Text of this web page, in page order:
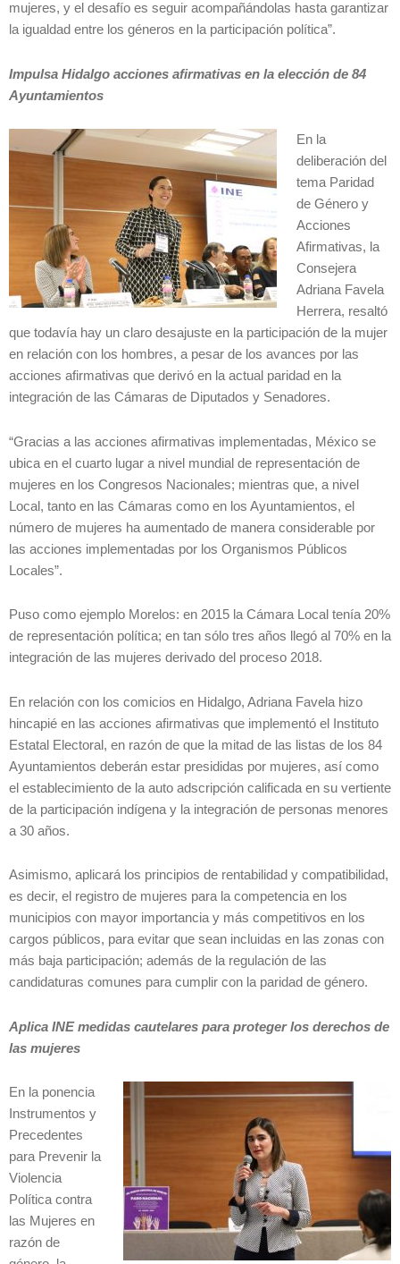
mujeres, y el desafío es seguir acompañándolas hasta garantizar
la igualdad entre los géneros en la participación política”.
Impulsa Hidalgo acciones afirmativas en la elección de 84
Ayuntamientos
En la
deliberación del
tema Paridad
de Género y
Acciones
Afirmativas, la
Consejera
Adriana Favela
Herrera, resaltó
que todavía hay un claro desajuste en la participación de la mujer
en relación con los hombres, a pesar de los avances por las
acciones afirmativas que derivó en la actual paridad en la
integración de las Cámaras de Diputados y Senadores.
“Gracias a las acciones afirmativas implementadas, México se
ubica en el cuarto lugar a nivel mundial de representación de
mujeres en los Congresos Nacionales; mientras que, a nivel
Local, tanto en las Cámaras como en los Ayuntamientos, el
número de mujeres ha aumentado de manera considerable por
las acciones implementadas por los Organismos Públicos
Locales”.
Puso como ejemplo Morelos: en 2015 la Cámara Local tenía 20%
de representación política; en tan sólo tres años llegó al 70% en la
integración de las mujeres derivado del proceso 2018.
En relación con los comicios en Hidalgo, Adriana Favela hizo
hincapié en las acciones afirmativas que implementó el Instituto
Estatal Electoral, en razón de que la mitad de las listas de los 84
Ayuntamientos deberán estar presididas por mujeres, así como
el establecimiento de la auto adscripción calificada en su vertiente
de la participación indígena y la integración de personas menores
a 30 años.
Asimismo, aplicará los principios de rentabilidad y compatibilidad,
es decir, el registro de mujeres para la competencia en los
municipios con mayor importancia y más competitivos en los
cargos públicos, para evitar que sean incluidas en las zonas con
más baja participación; además de la regulación de las
candidaturas comunes para cumplir con la paridad de género.
Aplica INE medidas cautelares para proteger los derechos de
las mujeres
En la ponencia
Instrumentos y
Precedentes
para Prevenir la
Violencia
Política contra
las Mujeres en
razón de